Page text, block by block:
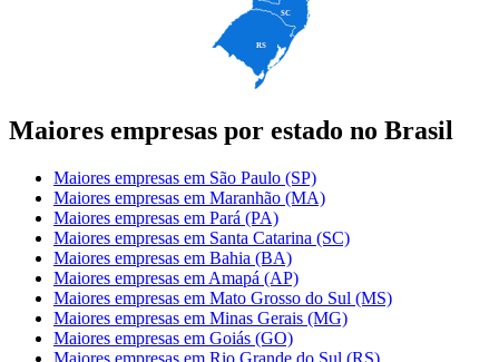
SC
RS
Maiores empresas por estado no Brasil
Maiores empresas em São Paulo (SP)
Maiores empresas em Maranhão (MA)
Maiores empresas em Pará (PA)
Maiores empresas em Santa Catarina (SC)
Maiores empresas em Bahia (BA)
Maiores empresas em Amapá (AP)
Maiores empresas em Mato Grosso do Sul (MS)
Maiores empresas em Minas Gerais (MG)
Maiores empresas em Goiás (GO)
Maiores empresas em Rio Grande do Sul (RS)